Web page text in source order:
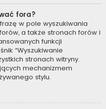
fora?
w pole wyszukiwania
a także stronach forów i
funkcji
“Wyszukiwanie
stronach witryny.
mechanizmem
stylu.